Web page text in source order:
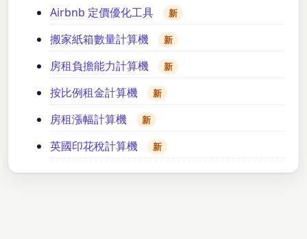
Airbnb 定價優化工具 新
搬家紙箱數量計算機 新
房租負擔能力計算機 新
按比例租金計算機 新
房租漲幅計算機 新
英國印花稅計算機 新